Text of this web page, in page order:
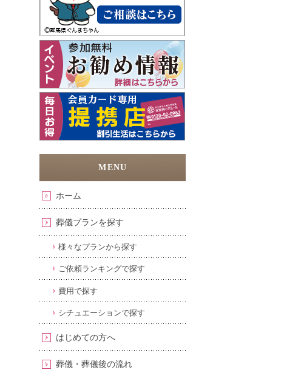
ホーム
葬儀プランを探す
様々なプランから探す
ご依頼ランキングで探す
費用で探す
シチュエーションで探す
はじめての方へ
葬儀・葬儀後の流れ